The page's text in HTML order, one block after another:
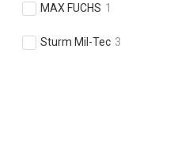
MAX FUCHS 1
Sturm Mil-Tec 3